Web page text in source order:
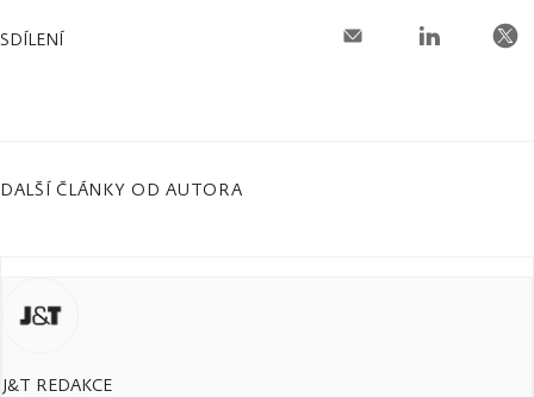
SDÍLENÍ
DALŠÍ ČLÁNKY OD AUTORA
J&T REDAKCE